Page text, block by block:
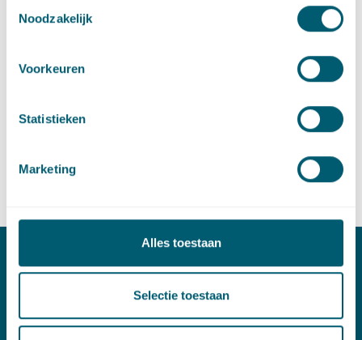
Noodzakelijk
Voorkeuren
Statistieken
Marketing
Alles toestaan
Selectie toestaan
6. Actualiteiten BOPA
8. Juridische kaders voor de warmtetransitie
Contact
E:info@pelsrijcken.nl